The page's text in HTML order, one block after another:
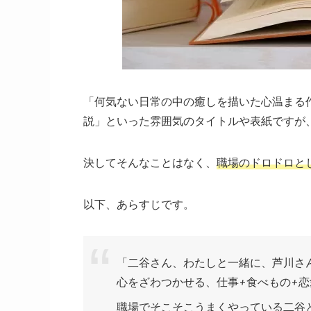
「何気ない日常の中の癒しを描いた心温まる
説」 といった雰囲気のタイトルや表紙ですが
決してそんなことはなく、 職場のドロドロと
以下、あらすじです。
「二谷さん、わたしと一緒に、芦川
心をざわつかせる、仕事+食べもの+
職場でそこそこうまくやっている二